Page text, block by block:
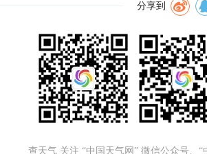
分享到
查天气 关注 “中国天气网” 微信公众号、